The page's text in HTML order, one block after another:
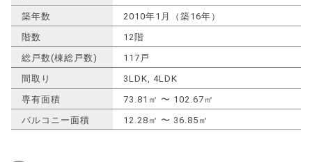
築年数
2010年1月（築16年）
階数
12階
総戸数(棟総戸数)
117戸
間取り
3LDK, 4LDK
専有面積
73.81㎡ 〜 102.67㎡
バルコニー面積
12.28㎡ 〜 36.85㎡